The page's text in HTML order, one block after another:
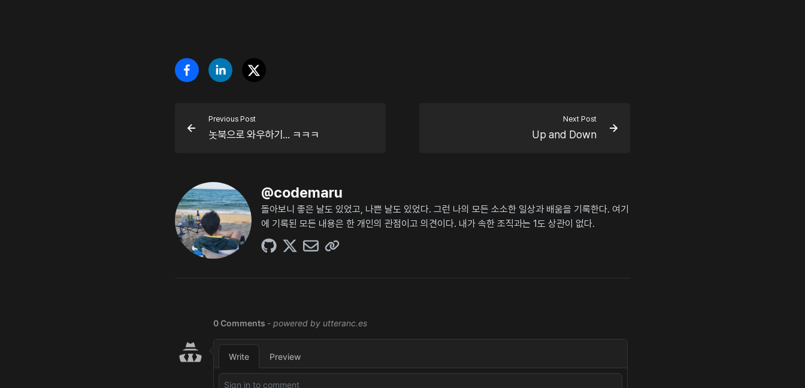
Previous Post
놋북으로 와우하기... ㅋㅋㅋ
Next Post
Up and Down
@codemaru
돌아보니 좋은 날도 있었고, 나쁜 날도 있었다. 그런 나의 모든 소소한 일상과 배움을 기록한다. 여기
에 기록된 모든 내용은 한 개인의 관점이고 의견이다. 내가 속한 조직과는 1도 상관이 없다.